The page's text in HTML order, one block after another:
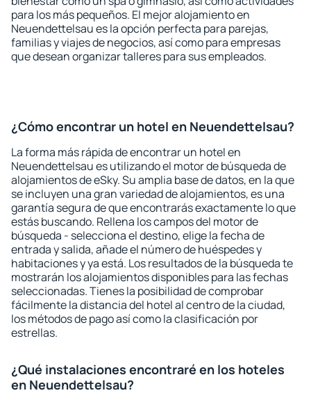
para los más pequeños. El mejor alojamiento en
Neuendettelsau es la opción perfecta para parejas,
familias y viajes de negocios, así como para empresas
que desean organizar talleres para sus empleados.
¿Cómo encontrar un hotel en Neuendettelsau?
La forma más rápida de encontrar un hotel en
Neuendettelsau es utilizando el motor de búsqueda de
alojamientos de eSky. Su amplia base de datos, en la que
se incluyen una gran variedad de alojamientos, es una
garantía segura de que encontrarás exactamente lo que
estás buscando. Rellena los campos del motor de
búsqueda - selecciona el destino, elige la fecha de
entrada y salida, añade el número de huéspedes y
habitaciones y ya está. Los resultados de la búsqueda te
mostrarán los alojamientos disponibles para las fechas
seleccionadas. Tienes la posibilidad de comprobar
fácilmente la distancia del hotel al centro de la ciudad,
los métodos de pago así como la clasificación por
estrellas.
¿Qué instalaciones encontraré en los hoteles
en Neuendettelsau?